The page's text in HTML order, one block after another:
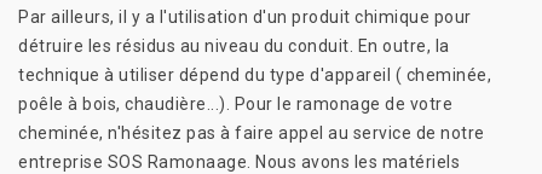
Par ailleurs, il y a l'utilisation d'un produit chimique pour
détruire les résidus au niveau du conduit. En outre, la
technique à utiliser dépend du type d'appareil ( cheminée,
poêle à bois, chaudière...). Pour le ramonage de votre
cheminée, n'hésitez pas à faire appel au service de notre
entreprise SOS Ramonaage. Nous avons les matériels